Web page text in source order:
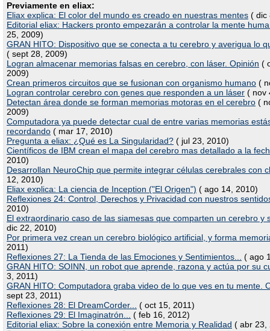
Previamente en eliax:
Eliax explica: El color del mundo es creado en nuestras mentes ( dic
Editorial eliax: Hackers pronto empezarán a controlar la mente
25, 2009)
GRAN HITO: Dispositivo que se conecta a tu cerebro y averigua lo
( sept 28, 2009)
Logran almacenar memorias falsas en cerebro, con láser. Opinión (
2009)
Crean primeros circuitos que se fusionan con organismo humano (
Logran controlar cerebro con genes que responden a un láser ( nov
Detectan área donde se forman memorias motoras en el cerebro (
2009)
Computadora ya puede detectar cual de entre varias memorias
recordando ( mar 17, 2010)
Pregunta a eliax: ¿Qué es La Singularidad? ( jul 23, 2010)
Científicos de IBM crean el mapa del cerebro mas detallado a la
2010)
Desarrollan NeuroChip que permite integrar células cerebrales con
12, 2010)
Eliax explica: La ciencia de Inception ("El Origen") ( ago 14, 2010)
Reflexiones 24: Control, Derechos y Privacidad con nuestros
2010)
El extraordinario caso de las siamesas que comparten un cerebro y
dic 22, 2010)
Por primera vez crean un cerebro biológico artificial, y forma
2011)
Reflexiones 27: La Tienda de las Emociones y Sentimientos...
( ago
GRAN HITO: SOINN, un robot que aprende, razona y actúa por su
3, 2011)
GRAN HITO: Computadora graba video de lo que ves en tu mente.
sept 23, 2011)
Reflexiones 28: El DreamCorder...
( oct 15, 2011)
Reflexiones 29: El Imaginatrón...
( feb 16, 2012)
Editorial eliax: Sobre la conexión entre Memoria y Realidad ( abr 23,